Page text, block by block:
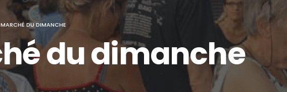
DU DIMANCHE
du dimanche